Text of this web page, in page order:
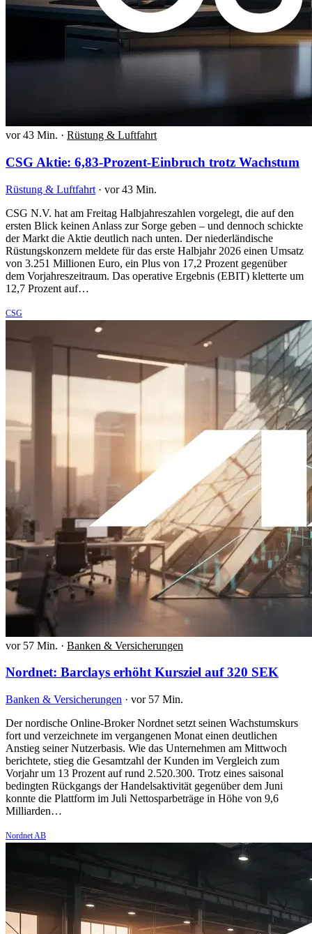
vor 43 Min. · Rüstung & Luftfahrt
CSG Aktie: 6,83-Prozent-Einbruch trotz Wachstum
Rüstung & Luftfahrt · vor 43 Min.
CSG N.V. hat am Freitag Halbjahreszahlen vorgelegt, die auf den
ersten Blick keinen Anlass zur Sorge geben – und dennoch schickte
der Markt die Aktie deutlich nach unten. Der niederländische
Rüstungskonzern meldete für das erste Halbjahr 2026 einen Umsatz
von 3.251 Millionen Euro, ein Plus von 17,2 Prozent gegenüber
dem Vorjahreszeitraum. Das operative Ergebnis (EBIT) kletterte um
12,7 Prozent auf…
CSG
vor 57 Min. · Banken & Versicherungen
Nordnet: Barclays erhöht Kursziel auf 320 SEK
Banken & Versicherungen · vor 57 Min.
Der nordische Online-Broker Nordnet setzt seinen Wachstumskurs
fort und verzeichnete im vergangenen Monat einen deutlichen
Anstieg seiner Nutzerbasis. Wie das Unternehmen am Mittwoch
berichtete, stieg die Gesamtzahl der Kunden im Vergleich zum
Vorjahr um 13 Prozent auf rund 2.520.300. Trotz eines saisonal
bedingten Rückgangs der Handelsaktivität gegenüber dem Juni
konnte die Plattform im Juli Nettosparbeträge in Höhe von 9,6
Milliarden…
Nordnet AB